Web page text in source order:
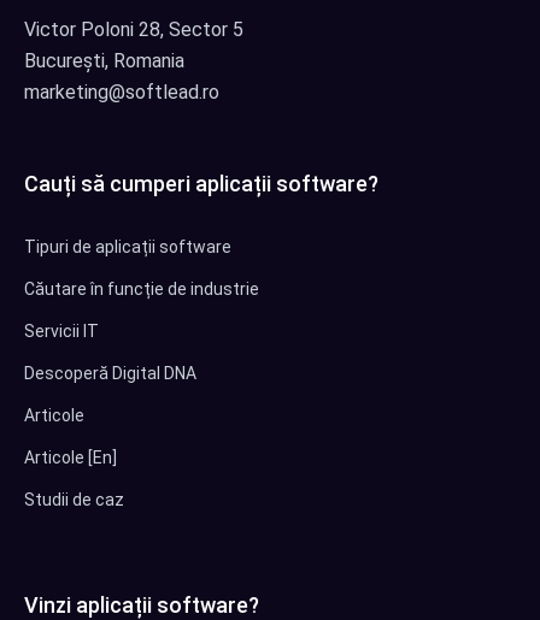
Victor Poloni 28, Sector 5
București, Romania
marketing@softlead.ro
Cauți să cumperi aplicații software?
Tipuri de aplicații software
Căutare în funcție de industrie
Servicii IT
Descoperă Digital DNA
Articole
Articole [En]
Studii de caz
Vinzi aplicații software?